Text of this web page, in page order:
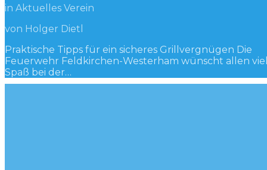
in Aktuelles Verein
von Holger Dietl
Praktische Tipps für ein sicheres Grillvergnügen Die
Feuerwehr Feldkirchen-Westerham wünscht allen
Spaß bei der…